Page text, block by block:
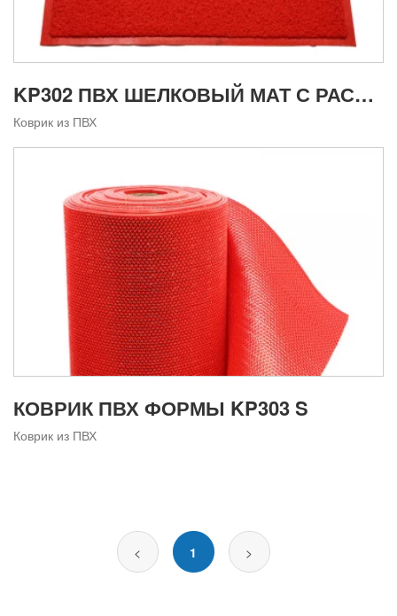
KP302 ПВХ ШЕЛКОВЫЙ МАТ С РАСПЫЛИТЕЛЕМ
Коврик из ПВХ
КОВРИК ПВХ ФОРМЫ KP303 S
Коврик из ПВХ
< 1 >